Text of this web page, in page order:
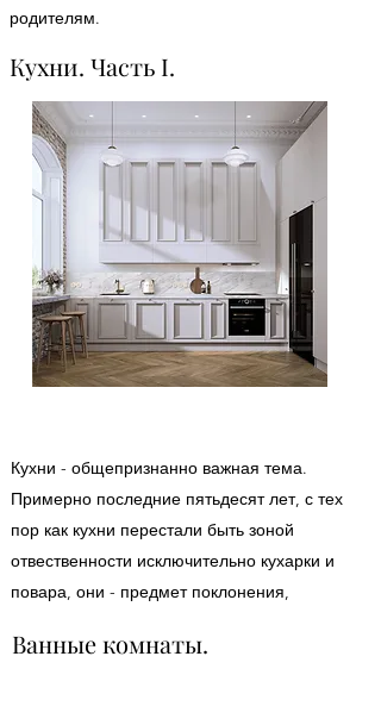
родителям.
Кухни. Часть I.
Кухни - общепризнанно важная тема.
Примерно последние пятьдесят лет, с тех
пор как кухни перестали быть зоной
отвественности исключительно кухарки и
повара, они - предмет поклонения,
Ванные комнаты.